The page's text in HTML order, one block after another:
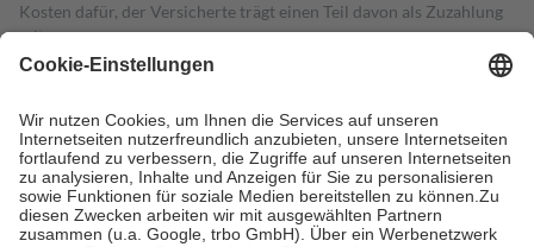
Kosten dafür, der Versicherte trägt einen Teil davon als Zuzahlung
mit.
Grundsätzlich leisten Mitglieder Zuzahlungen in Höhe von zehn
höchstens zehn Euro.
Es sind jedoch nie mehr als die tatsächlichen
Kosten der Leistung zu entrichten.
Diese Regeln gelten grundsätzlich auch für Online-Apotheken.
Bei Heilmitteln und häuslicher Krankenpflege beträgt die
Zuzahlung zehn Prozent der Kosten sowie zehn Euro je
Verordnung.